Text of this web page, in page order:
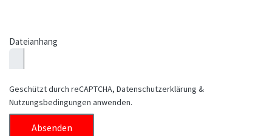
Dateianhang
Geschützt durch reCAPTCHA, Datenschutzerklärung &
Nutzungsbedingungen anwenden.
Absenden